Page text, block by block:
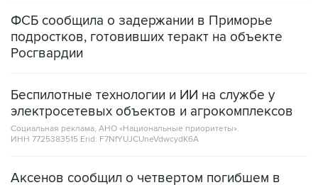
ФСБ сообщила о задержании в Приморье
подростков, готовивших теракт на объекте
Росгвардии
Беспилотные технологии и ИИ на службе у
электросетевых объектов и агрокомплексов
Социальная реклама, АНО «Национальные приоритеты».
ИНН 7725383515 Erid: F7NfYUJCUneVdwcydK6A
Аксенов сообщил о четвертом погибшем в